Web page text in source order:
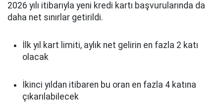
2026 yılı itibarıyla yeni kredi kartı başvurularında da
daha net sınırlar getirildi.
İlk yıl kart limiti, aylık net gelirin en fazla 2 katı
olacak
İkinci yıldan itibaren bu oran en fazla 4 katına
çıkarılabilecek